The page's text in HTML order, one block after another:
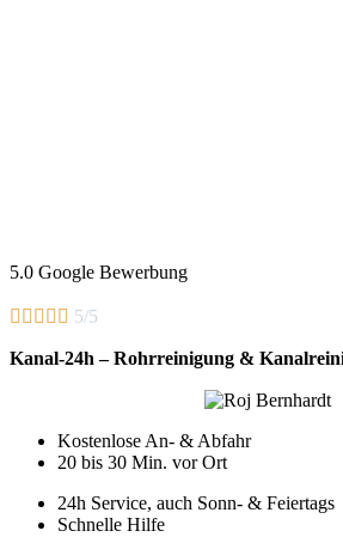
5.0 Google Bewerbung
     5/5
Kanal-24h – Rohrreinigung &
Kostenlose An- & Abfahr
20 bis 30 Min. vor Ort
24h Service, auch Sonn- & Feiertags
Schnelle Hilfe